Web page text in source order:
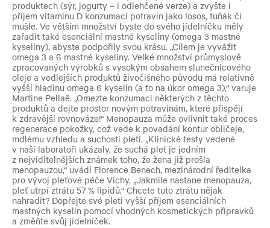
produktech (sýr, jogurty – i odlehčené verze) a zvyšte i
příjem vitaminu D konzumací potravin jako losos, tuňák či
mušle. Ve větším množství byste do svého jídelníčku měly
zařadit také esenciální mastné kyseliny (omega 3 mastné
kyseliny), abyste podpořily svou krásu. „Cílem je vyvážit
omega 3 a 6 mastné kyseliny. Velké množství průmyslově
zpracovaných výrobků s vysokým obsahem slunečnicového
oleje a vedlejších produktů živočišného původu má relativně
vyšší hladinu omega 6 kyselin (a to na úkor omega 3),“ varuje
Martine Pellaë. „Omezte konzumaci některých z těchto
produktů a dejte prostor novým potravinám, které přispějí
k zdravější rovnováze!“ Menopauza může ovlivnit také proces
regenerace pokožky, což vede k povadání kontur obličeje,
mdlému vzhledu a suchosti pleti. „Klinické testy vedené
v naší laboratoři ukázaly, že suchá pleť je jedním
z nejviditelnějších známek toho, že žena již prošla
menopauzou,“ uvádí Florence Benech, mezinárodní ředitelka
pro vývoj pleťové péče Vichy. „Jakmile nastane menopauza,
pleť utrpí ztrátu 57 % lipidů.“ Chcete tuto ztrátu nějak
nahradit? Dopřejte své pleti vyšší příjem esenciálních
mastných kyselin pomocí vhodných kosmetických přípravků
a změňte svůj jídelníček.